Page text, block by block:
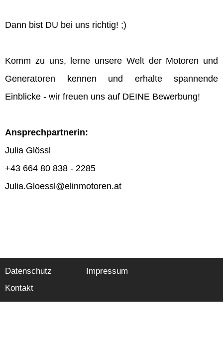
Dann bist DU bei uns richtig! ;)
Komm zu uns, lerne unsere Welt der Motoren und
Generatoren kennen und erhalte spannende
Einblicke - wir freuen uns auf DEINE Bewerbung!
Ansprechpartnerin:
Julia Glössl
+43 664 80 838 - 2285
Julia.Gloessl@elinmotoren.at
Datenschutz
Impressum
Kontakt